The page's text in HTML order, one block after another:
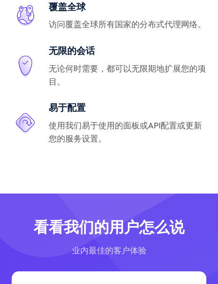
覆盖全球
访问覆盖全球所有国家的分布式代理网络。
无限的会话
无论何时需要，都可以无限期地扩展您的项
目。
易于配置
使用我们易于使用的面板或API配置或更新
您的服务设置。
看看我们的用户怎么说
业内最佳的客户体验